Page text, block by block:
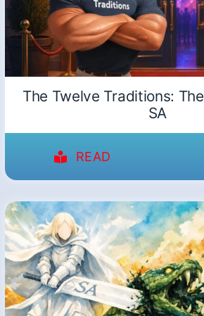
The Twelve Traditions:
SA
READ